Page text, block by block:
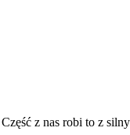
z nas robi to z